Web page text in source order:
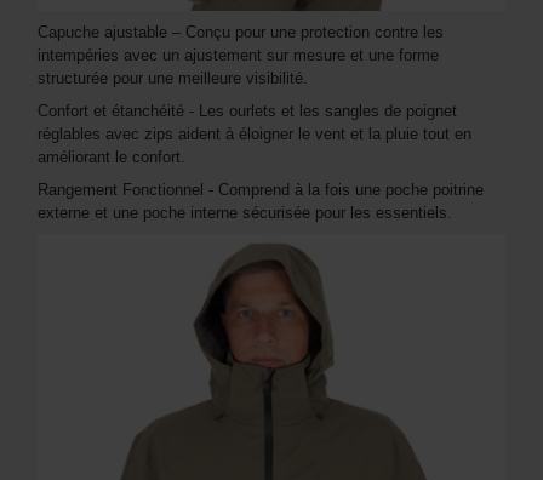
Capuche ajustable – Conçu pour une protection contre les
intempéries avec un ajustement sur mesure et une forme
structurée pour une meilleure visibilité.
Confort et étanchéité - Les ourlets et les sangles de poignet
réglables avec zips aident à éloigner le vent et la pluie tout en
améliorant le confort.
Rangement Fonctionnel - Comprend à la fois une poche poitrine
externe et une poche interne sécurisée pour les essentiels.